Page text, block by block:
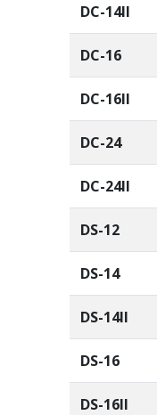
DC-14II
DC-16
DC-16II
DC-24
DC-24II
DS-12
DS-14
DS-14II
DS-16
DS-16II